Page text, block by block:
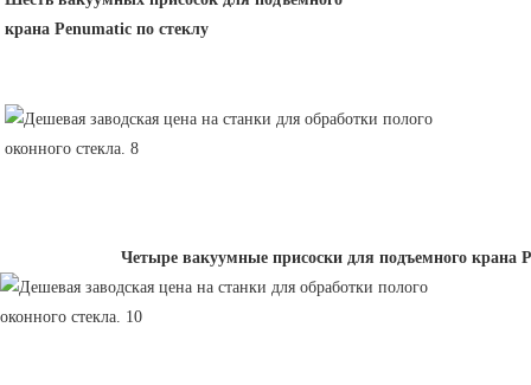
крана Penumatic по стеклу
Четыре вакуумные присоски для подъемного крана